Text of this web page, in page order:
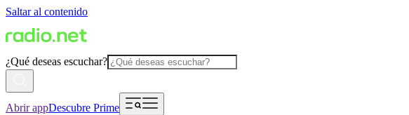
Saltar al contenido
¿Qué deseas escuchar?
Abrir appDescubre Prime